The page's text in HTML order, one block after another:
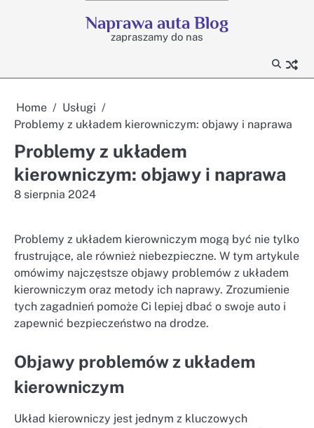
Naprawa auta Blog
zapraszamy do nas
Home
Usługi
Problemy z układem kierowniczym: objawy i naprawa
Problemy z układem
kierowniczym: objawy i naprawa
8 sierpnia 2024
Problemy z układem kierowniczym mogą być nie tylko
frustrujące, ale również niebezpieczne. W tym artykule
omówimy najczęstsze objawy problemów z układem
kierowniczym oraz metody ich naprawy. Zrozumienie
tych zagadnień pomoże Ci lepiej dbać o swoje auto i
zapewnić bezpieczeństwo na drodze.
Objawy problemów z układem
kierowniczym
Układ kierowniczy jest jednym z kluczowych